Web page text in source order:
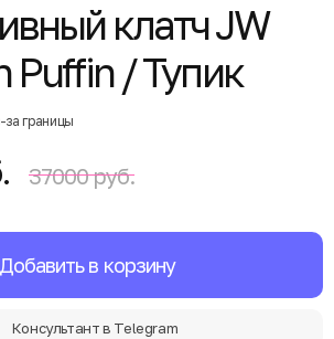
клатч JW
Puffin / Тупик
за границы
37000 руб.
Добавить в корзину
Консультант в Telegram